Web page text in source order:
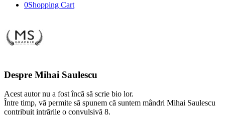
0Shopping Cart
Despre Mihai Saulescu
Acest autor nu a fost încă să scrie bio lor.
Între timp, vă permite să spunem că suntem mândri Mihai Saulescu
contribuit intrările o convulsivă 8.